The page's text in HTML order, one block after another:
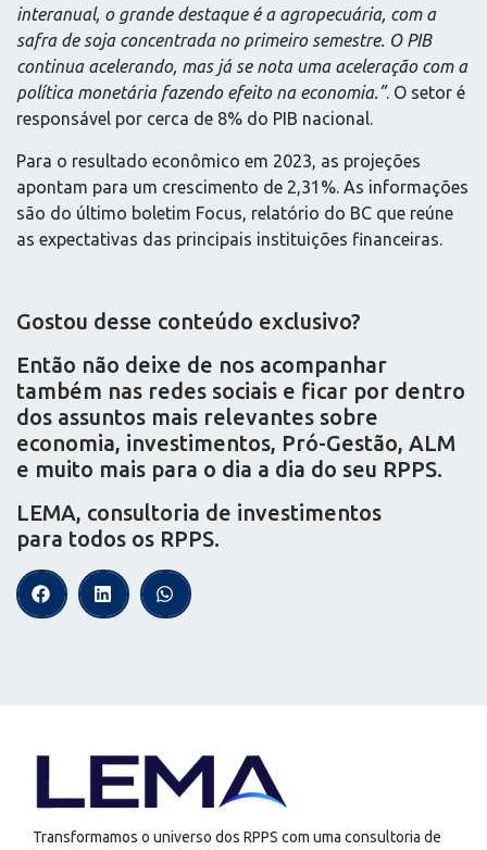
interanual, o grande destaque é a agropecuária, com a
safra de soja concentrada no primeiro semestre. O PIB
continua acelerando, mas já se nota uma aceleração com a
política monetária fazendo efeito na economia.”. O setor é
responsável por cerca de 8% do PIB nacional.
Para o resultado econômico em 2023, as projeções
apontam para um crescimento de 2,31%. As informações
são do último boletim Focus, relatório do BC que reúne
as expectativas das principais instituições financeiras.
Gostou desse conteúdo exclusivo?
Então não deixe de nos acompanhar
também nas redes sociais e ficar por dentro
dos assuntos mais relevantes sobre
economia, investimentos, Pró-Gestão, ALM
e muito mais para o dia a dia do seu RPPS.
LEMA, consultoria de investimentos
para todos os RPPS.
Transformamos o universo dos RPPS com uma consultoria de